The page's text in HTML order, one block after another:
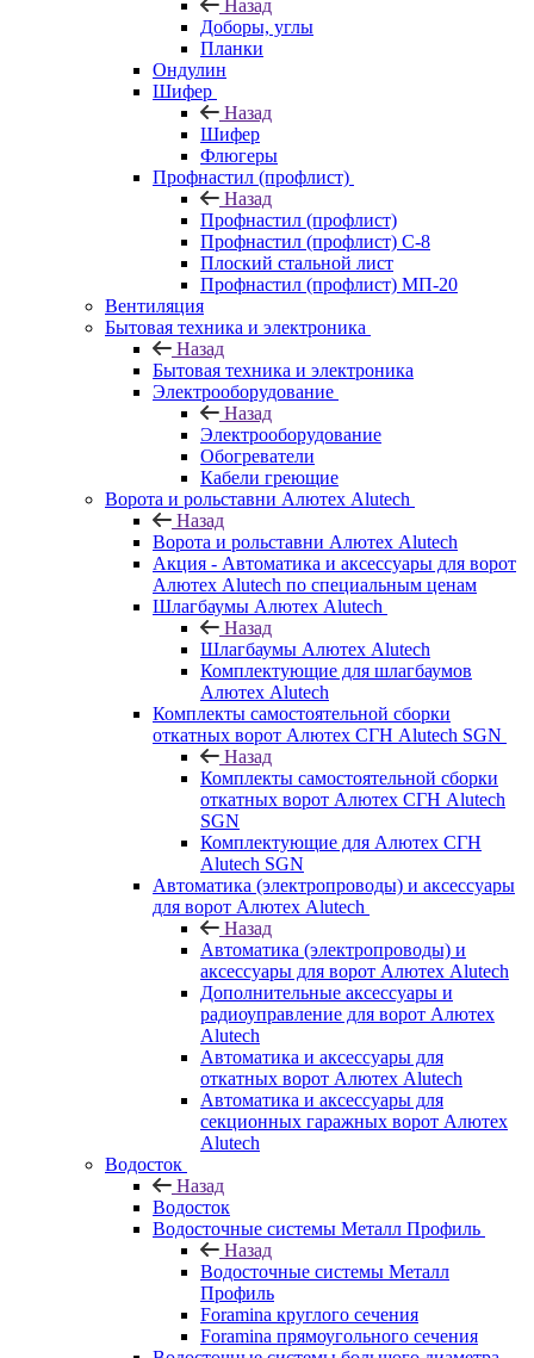
Назад
Доборы, углы
Планки
Ондулин
Шифер
Назад
Шифер
Флюгеры
Профнастил (профлист)
Назад
Профнастил (профлист)
Профнастил (профлист) С-8
Плоский стальной лист
Профнастил (профлист) МП-20
Вентиляция
Бытовая техника и электроника
Назад
Бытовая техника и электроника
Электрооборудование
Назад
Электрооборудование
Обогреватели
Кабели греющие
Ворота и рольставни Алютех Alutech
Назад
Ворота и рольставни Алютех Alutech
Акция - Автоматика и аксессуары для ворот
Алютех Alutech по специальным ценам
Шлагбаумы Алютех Alutech
Назад
Шлагбаумы Алютех Alutech
Комплектующие для шлагбаумов
Алютех Alutech
Комплекты самостоятельной сборки
откатных ворот Алютех СГН Alutech SGN
Назад
Комплекты самостоятельной сборки
откатных ворот Алютех СГН Alutech
SGN
Комплектующие для Алютех СГН
Alutech SGN
Автоматика (электропроводы) и аксессуары
для ворот Алютех Alutech
Назад
Автоматика (электропроводы) и
аксессуары для ворот Алютех Alutech
Дополнительные аксессуары и
радиоуправление для ворот Алютех
Alutech
Автоматика и аксессуары для
откатных ворот Алютех Alutech
Автоматика и аксессуары для
секционных гаражных ворот Алютех
Alutech
Водосток
Назад
Водосток
Водосточные системы Металл Профиль
Назад
Водосточные системы Металл
Профиль
Foramina круглого сечения
Foramina прямоугольного сечения